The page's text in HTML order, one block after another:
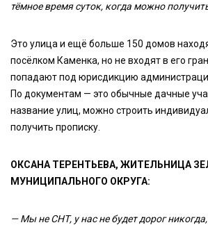
тёмное время суток, когда можно
Это улица и ещё больше 150 домов
посёлком Каменка, но не входят в его
попадают под юрисдикцию
По документам — это обычные дачные
название улиц, можно строить
получить прописку.
ОКСАНА ТЕРЕНТЬЕВА, ЖИТЕЛЬНИЦА
МУНИЦИПАЛЬНОГО ОКРУГА:
— Мы не СНТ, у нас не будет дорог